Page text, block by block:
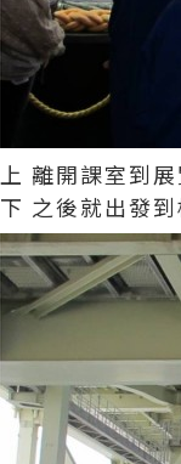
上 離開課室到
下 之後就出發